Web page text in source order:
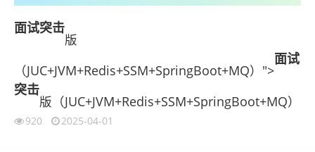
面试突击
版
（JUC+JVM+Redis+SSM+SpringBoot+MQ）">
面试
突击
版（JUC+JVM+Redis+SSM+SpringBoot+MQ）
920 2025-04-01